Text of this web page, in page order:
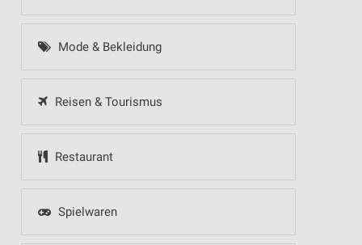
Mode & Bekleidung
Reisen & Tourismus
Restaurant
Spielwaren